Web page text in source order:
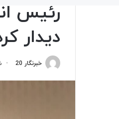
رئیس
دیدار
خبرنگار 20